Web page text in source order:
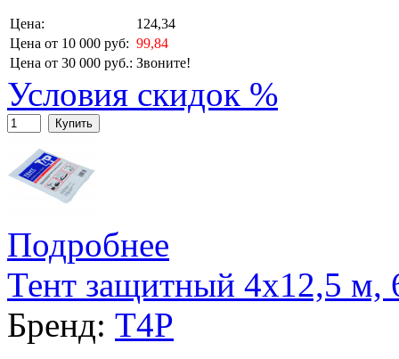
Цена:
124,34
Цена от 10 000 руб: 99,84
Цена от 30 000 руб.: Звоните!
Условия скидок %
Купить
Подробнее
Тент защитный 4х12,5 м,
Бренд: T4P